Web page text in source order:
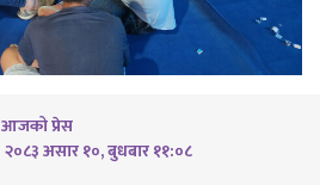
आजको प्रेस
२०८३ असार १०, बुधबार ११:०८